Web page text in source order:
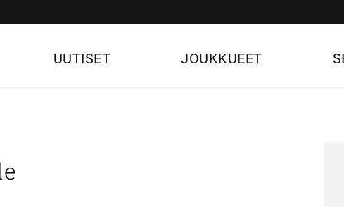
UUTISET JOUKKUEET